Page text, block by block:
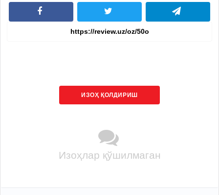
ИЗОҲ ҚОЛДИРИШ
Изоҳлар қўшилмаган